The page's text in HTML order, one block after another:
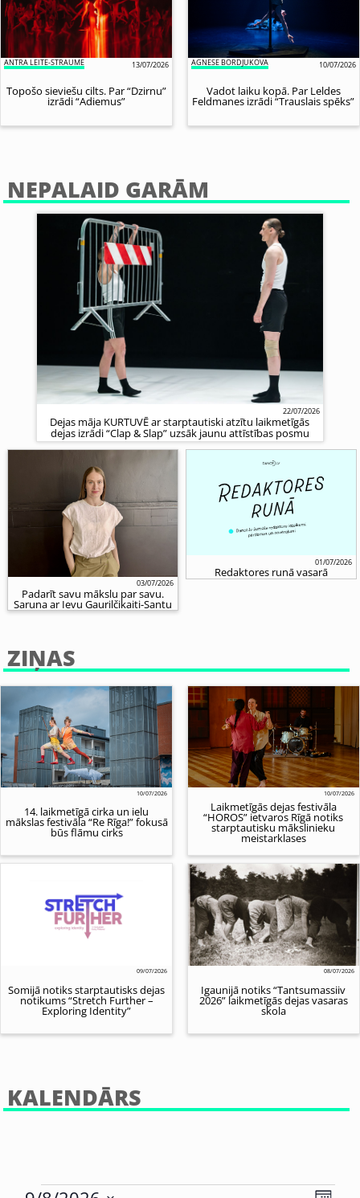
ANTRA LEITE-STRAUME 13/07/2026
Topošo sieviešu cilts. Par “Dzirnu”
izrādi “Adiemus”
AGNESE BORDJUKOVA 10/07/2026
Vadot laiku kopā. Par Leldes
Feldmanes izrādi “Trauslais spēks”
NEPALAID GARĀM
22/07/2026
Dejas māja KURTUVĒ ar starptautiski atzītu laikmetīgās
dejas izrādi “Clap & Slap” uzsāk jaunu attīstības posmu
03/07/2026
Padarīt savu mākslu par savu.
Saruna ar Ievu Gaurilčikaiti-Santu
01/07/2026
Redaktores runā vasarā
ZIŅAS
10/07/2026
14. laikmetīgā cirka un ielu
mākslas festivāla “Re Rīga!” fokusā
būs flāmu cirks
10/07/2026
Laikmetīgās dejas festivāla
“HOROS” ietvaros Rīgā notiks
starptautisku mākslinieku
meistarklases
09/07/2026
Somijā notiks starptautisks dejas
notikums “Stretch Further –
Exploring Identity”
08/07/2026
Igaunijā notiks “Tantsumassiiv
2026” laikmetīgās dejas vasaras
skola
KALENDĀRS